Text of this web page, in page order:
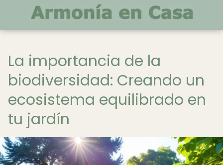
La importancia de la
biodiversidad: Creando un
ecosistema equilibrado en
tu jardín